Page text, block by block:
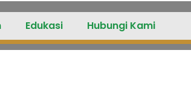
Edukasi Hubungi Kami